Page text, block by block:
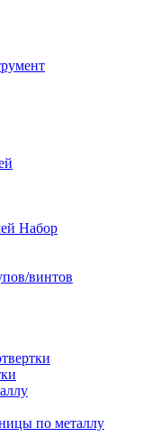
Набор
винтов
по металлу